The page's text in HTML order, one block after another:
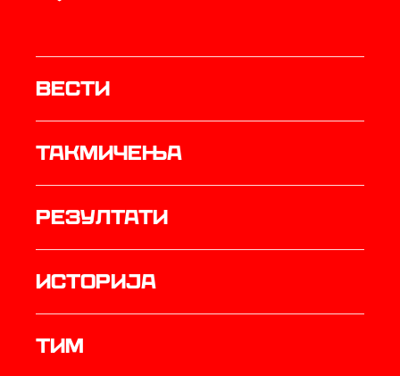
Вести
Такмичења
резултати
историја
ТИМ